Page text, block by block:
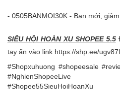
- 0505BANMOI30K - Bạn mới,
SIÊU HỘI HOÀN XU SHOPEE 5.5
tay ấn vào link https://shp.ee/
#Shopxuhuong #shopeesale
#NghienShopeeLive
#Shopee55SieuHoiHoanXu